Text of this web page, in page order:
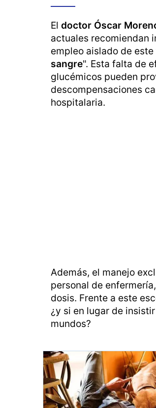
El doctor Óscar
actuales recomiendan
empleo aislado de este
sangre". Esta falta de
glucémicos pueden
descompensaciones
hospitalaria.
Además, el manejo
personal de
dosis. Frente a este
¿y si en lugar de
mundos?